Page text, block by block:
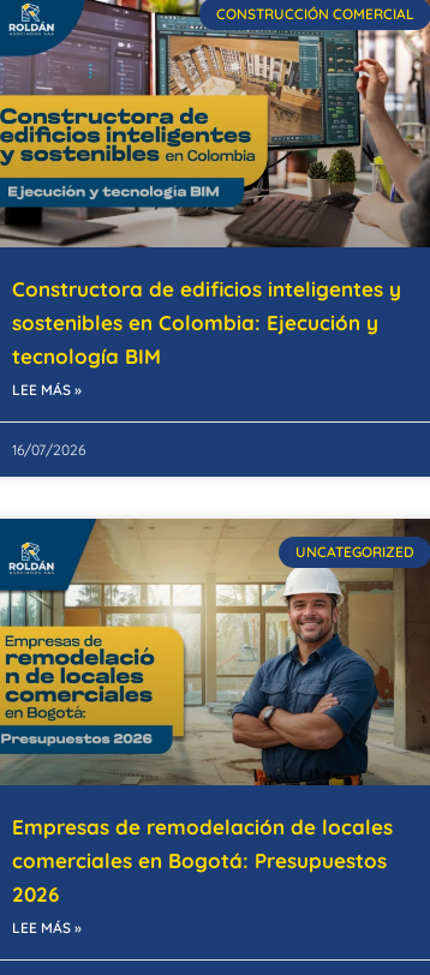
CONSTRUCCIÓN COMERCIAL
Constructora de edificios inteligentes y
sostenibles en Colombia: Ejecución y
tecnología BIM
LEE MÁS »
16/07/2026
UNCATEGORIZED
Empresas de remodelación de locales
comerciales en Bogotá: Presupuestos
2026
LEE MÁS »